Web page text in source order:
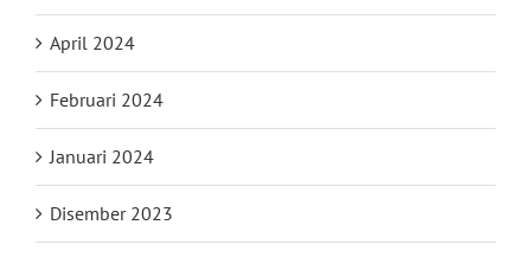
April 2024
Februari 2024
Januari 2024
Disember 2023